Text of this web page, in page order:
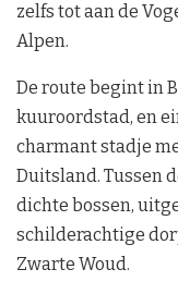
zelfs tot aan de
Alpen.
De route begint in
kuuroordstad, en
charmant stadje
Duitsland. Tussen
dichte bossen,
schilderachtige
Zwarte Woud.